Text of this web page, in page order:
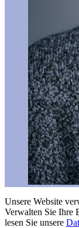
Unsere Website
Verwalten Sie Ihre
lesen Sie unsere